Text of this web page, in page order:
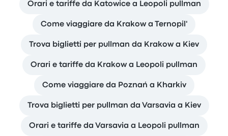
Orari e tariffe da Katowice a Leopoli pullman
Come viaggiare da Krakow a Ternopil'
Trova biglietti per pullman da Krakow a Kiev
Orari e tariffe da Krakow a Leopoli pullman
Come viaggiare da Poznań a Kharkiv
Trova biglietti per pullman da Varsavia a Kiev
Orari e tariffe da Varsavia a Leopoli pullman